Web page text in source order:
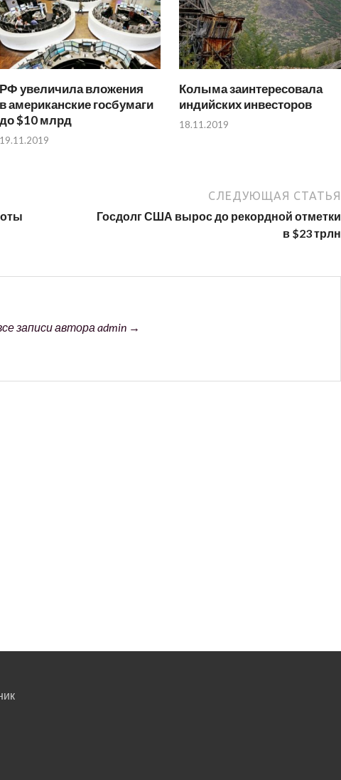
РФ увеличила вложения
в американские госбумаги
до $10 млрд
19.11.2019
Колыма заинтересовала
индийских инвесторов
18.11.2019
СЛЕДУЮЩАЯ СТАТЬЯ
Госдолг США вырос до рекордной отметки
в $23 трлн
записи автора admin →